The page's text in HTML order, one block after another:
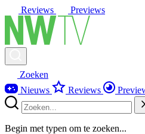
Reviews
Previews
Zoeken
Nieuws
Reviews
Begin met typen om te zoeken...